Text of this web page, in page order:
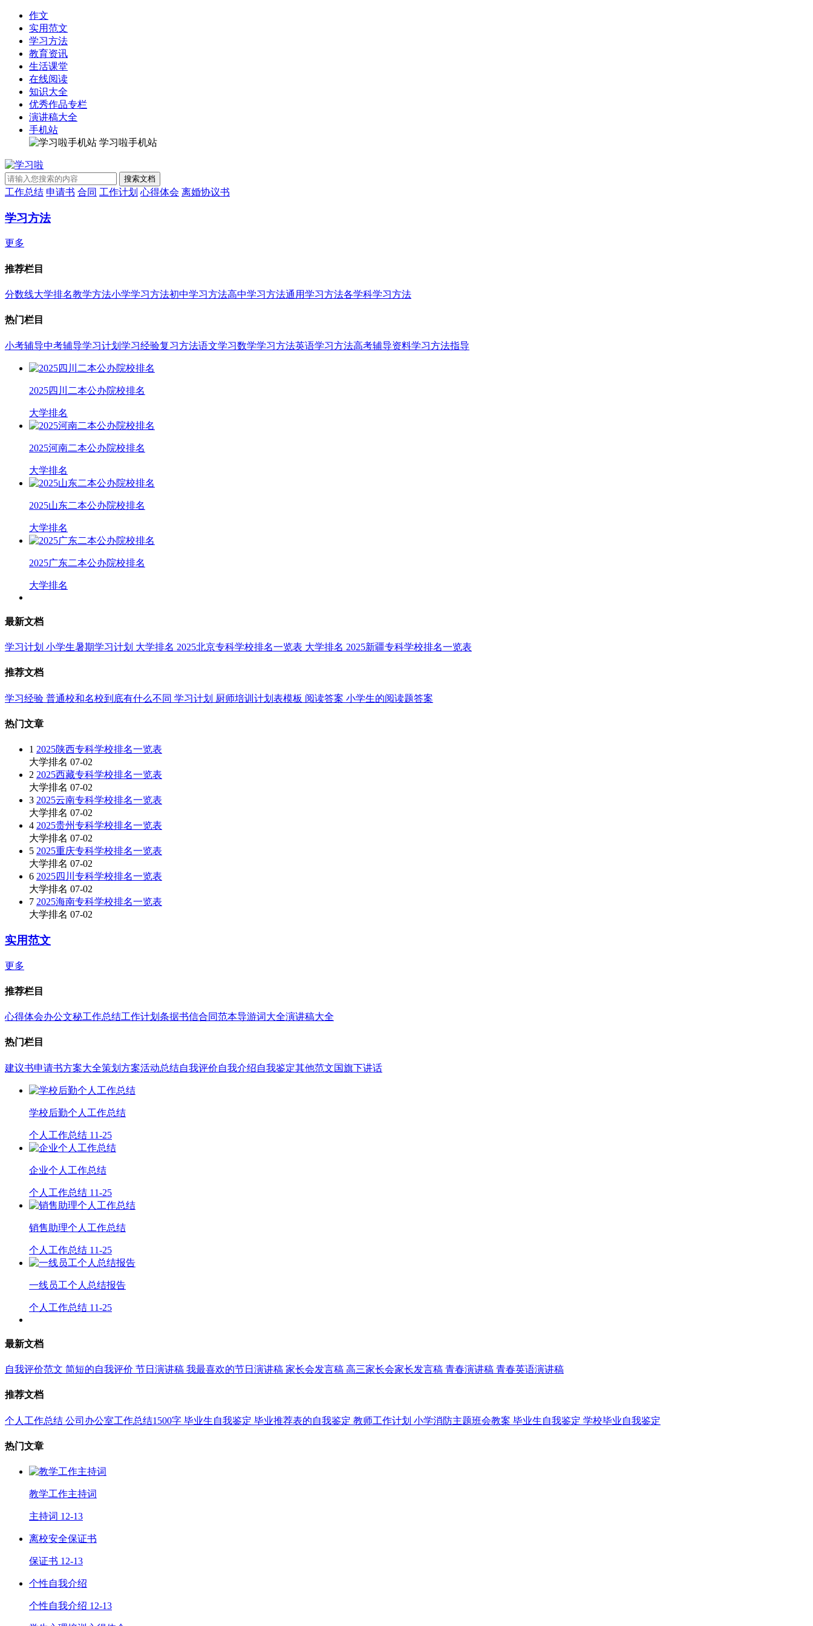
作文
实用范文
学习方法
教育资讯
生活课堂
在线阅读
知识大全
优秀作品专栏
演讲稿大全
手机站
学习啦手机站
工作总结 申请书 合同 工作计划 心得体会 离婚协议书
学习方法
更多
推荐栏目
分数线大学排名教学方法小学学习方法初中学习方法高中学习方法通用学习方法各学科学习方法
热门栏目
小考辅导中考辅导学习计划 学习经验复习方法语文学习数学学习方法英语学习方法高考辅导资料学习方法指导
2025四川二本公办院校排名
大学排名
2025河南二本公办院校排名
大学排名
2025山东二本公办院校排名
大学排名
2025广东二本公办院校排名
大学排名
最新文档
学习计划 小学生暑期学习计划 大学排名 2025北京专科学校排名一览表 大学排名 2025新疆专科学校排名一览表
推荐文档
学习经验 普通校和名校到底有什么不同 学习计划 厨师培训计划表模板 阅读答案 小学生的阅读题答案
热门文章
1 2025陕西专科学校排名一览表
大学排名 07-02
2 2025西藏专科学校排名一览表
大学排名 07-02
3 2025云南专科学校排名一览表
大学排名 07-02
4 2025贵州专科学校排名一览表
大学排名 07-02
5 2025重庆专科学校排名一览表
大学排名 07-02
6 2025四川专科学校排名一览表
大学排名 07-02
7 2025海南专科学校排名一览表
大学排名 07-02
实用范文
更多
推荐栏目
心得体会办公文秘工作总结工作计划 条据书信合同范本导游词大全演讲稿大全
热门栏目
建议书申请书方案大全策划方案活动总结自我评价自我介绍自我鉴定其他范文国旗下讲话
学校后勤个人工作总结
个人工作总结 11-25
企业个人工作总结
个人工作总结 11-25
销售助理个人工作总结
个人工作总结 11-25
一线员工个人总结报告
个人工作总结 11-25
最新文档
自我评价范文 简短的自我评价 节日演讲稿 我最喜欢的节日演讲稿 家长会发言稿 高三家长会家长发言稿 青春演讲稿 青春英语演讲稿
推荐文档
个人工作总结 公司办公室工作总结1500字 毕业生自我鉴定 毕业推荐表的自我鉴定 教师工作计划 小学消防主题班会教案 毕业生自我鉴定 学校毕业自我鉴定
热门文章
教学工作主持词
主持词 12-13
离校安全保证书
保证书 12-13
个性自我介绍
个性自我介绍 12-13